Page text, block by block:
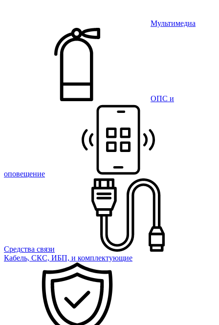
Мультимедиа
ОПС и
оповещение
Средства связи
Кабель, СКС, ИБП, и комплектующие